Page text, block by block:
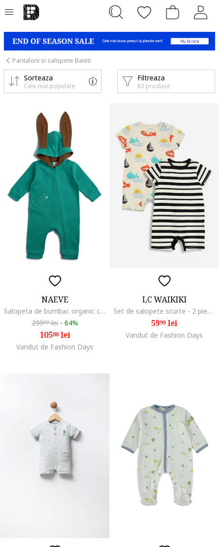
Pantaloni si salopete Baieti
Filtreaza
83 produse
Sorteaza
Cele mai populare
NAEVE
Salopeta de bumbac organic cu aplicatii cu urechi, Verde
29999lei - 64%
10500lei
Vandut de Fashion Days
LC WAIKIKI
Set de salopete scurte - 2 piese, Multicolor
5999lei
Vandut de Fashion Days